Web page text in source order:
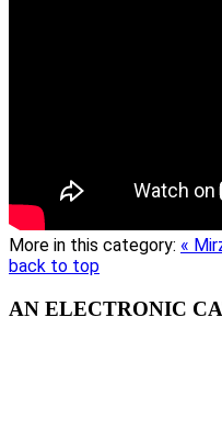
More in this category: «
back to top
AN ELECTRONIC